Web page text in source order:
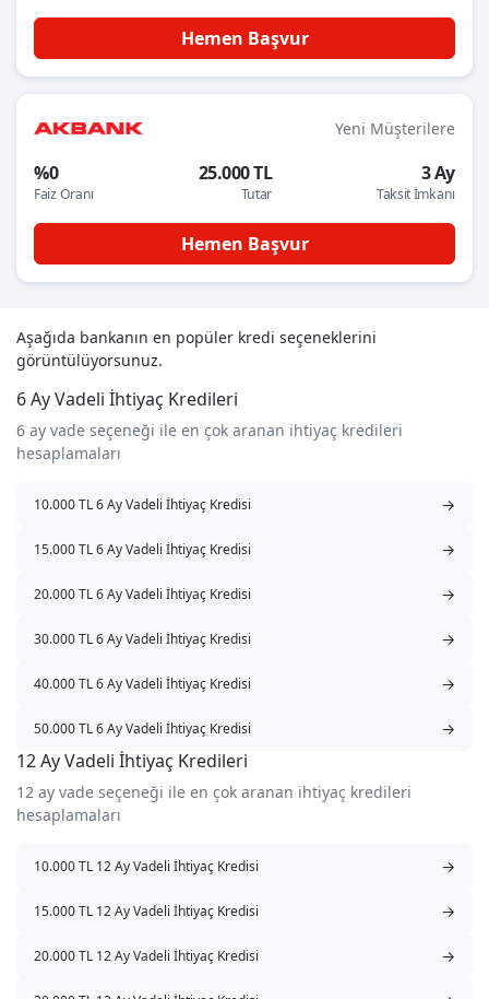
Hemen Başvur
Yeni Müşterilere
%0
Faiz Oranı
25.000 TL
Tutar
3 Ay
Taksit İmkanı
Hemen Başvur
Aşağıda bankanın en popüler kredi seçeneklerini
görüntülüyorsunuz.
6 Ay Vadeli İhtiyaç Kredileri
6 ay vade seçeneği ile en çok aranan ihtiyaç kredileri
hesaplamaları
10.000 TL 6 Ay Vadeli İhtiyaç Kredisi →
15.000 TL 6 Ay Vadeli İhtiyaç Kredisi →
20.000 TL 6 Ay Vadeli İhtiyaç Kredisi →
30.000 TL 6 Ay Vadeli İhtiyaç Kredisi →
40.000 TL 6 Ay Vadeli İhtiyaç Kredisi →
50.000 TL 6 Ay Vadeli İhtiyaç Kredisi →
12 Ay Vadeli İhtiyaç Kredileri
12 ay vade seçeneği ile en çok aranan ihtiyaç kredileri
hesaplamaları
10.000 TL 12 Ay Vadeli İhtiyaç Kredisi →
15.000 TL 12 Ay Vadeli İhtiyaç Kredisi →
20.000 TL 12 Ay Vadeli İhtiyaç Kredisi →